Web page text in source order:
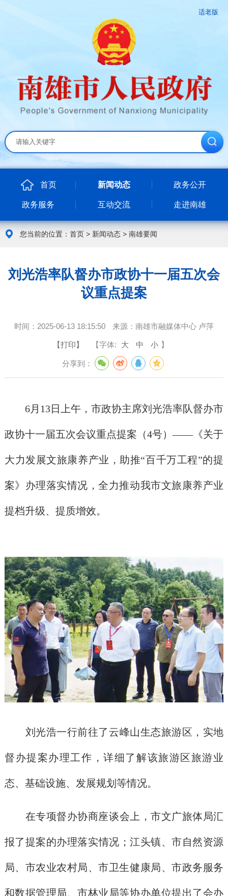
适老版
首页 新闻动态 政务公开
政务服务 互动交流 走进南雄
您当前的位置： 首页> 新闻动态> 南雄要闻
刘光浩率队督办市政协十一届五次会
议重点提案
时间： 2025-06-13 18:15:50 来源： 南雄市融媒体中心 卢萍
【打印】 【字体: 大 中 小 】
分享到：
6月13日上午，市政协主席刘光浩率队督办市
政协十一届五次会议重点提案（4号）——《关于
大力发展文旅康养产业，助推“百千万工程”的提
案》办理落实情况，全力推动我市文旅康养产业
提档升级、提质增效。
刘光浩一行前往了 云峰山生态旅游区 ， 实地
督办提案办理工作，详细了解该旅游区旅游业
态、基础设施、发展规划等情况。
在专项督办协商座谈会上，市文广旅体局汇
报了提案的办理落实情况；江头镇、市自然资源
局、市农业农村局、市卫生健康局、市政务服务
和数据管理局、市林业局等协办单位提出了会办